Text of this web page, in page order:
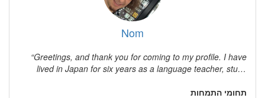
Nom
Greetings, and thank you for coming to my profile. I have
lived in Japan for six years as a language teacher, study
philosophy and Japanese at the University of Colorado and
תחומי התמחות